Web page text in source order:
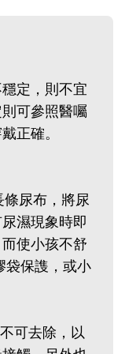
定，則不宜
可參照醫囑
正確。
尿布，將尿
濕現象時即
使小孩不舒
袋保謢，或小
可去除，以